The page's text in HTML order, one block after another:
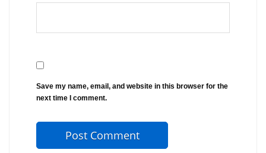
Save my name, email, and website in this browser for the
next time I comment.